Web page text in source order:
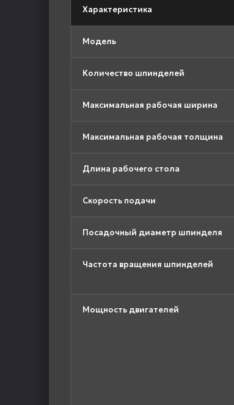
Характеристика
Модель
Количество шпинделей
Максимальная рабочая ширина
Максимальная рабочая толщина
Длина рабочего стола
Скорость подачи
Посадочный диаметр шпинделя
Частота вращения шпинделей
Мощность двигателей